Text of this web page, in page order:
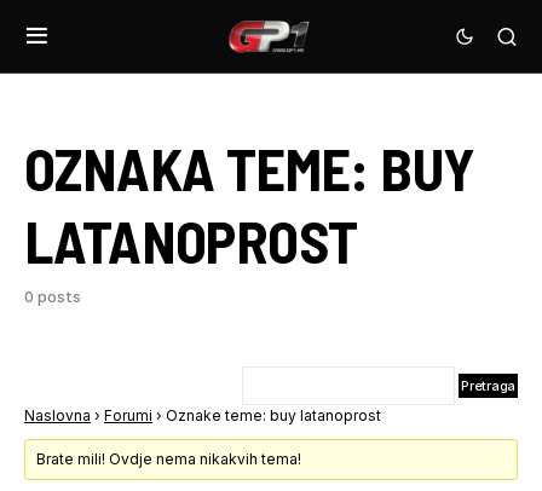
OZNAKA TEME: BUY
LATANOPROST
0 posts
Naslovna › Forumi › Oznake teme: buy latanoprost
Brate mili! Ovdje nema nikakvih tema!